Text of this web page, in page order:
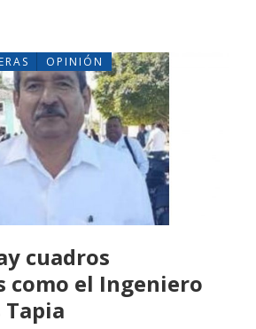
OPINIÓN
cuadros
como el Ingeniero
Tapia